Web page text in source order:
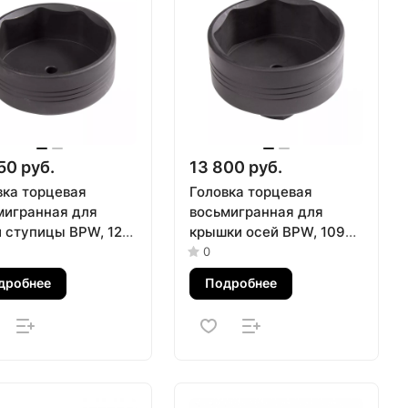
руб.
торцевая
для
ступицы BPW, 120
100-42812
13 800 руб.
Головка торцевая
восьмигранная для
крышки осей BPW, 109
мм МАСТАК 100-42109
0
Подробнее